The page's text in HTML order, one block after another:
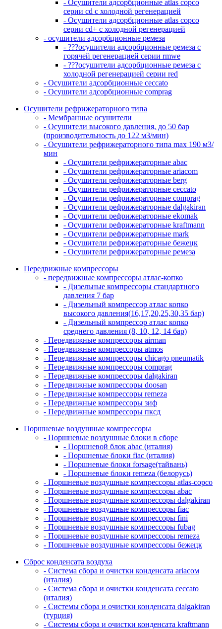
- Осушители адсорбционные atlas copco
серии cd с холодной регенерацией
- Осушители адсорбционные atlas copco
серии cd+ с холодной регенерацией
- осушители адсорбционные ремеза
- ???осушители адсорбционные ремеза с
горячей регенерацией серии rmwe
- ???осушители адсорбционные ремеза с
холодной регенерацией серии red
- Осушители адсорбционные ceccato
- Осушители адсорбционные comprag
Осушители рефрижераторного типа
- Мембранные осушители
- Осушители высокого давления, до 50 бар
(производительность до 122 м3/мин)
- Осушители рефрижераторного типа max 190 м3/
мин
- Осушители рефрижераторные abac
- Осушители рефрижераторные ariacom
- Осушители рефрижераторные berg
- Осушители рефрижераторные ceccato
- Осушители рефрижераторные comprag
- Осушители рефрижераторные dalgakiran
- Осушители рефрижераторные ekomak
- Осушители рефрижераторные kraftmann
- Осушители рефрижераторные mark
- Осушители рефрижераторные бежецк
- Осушители рефрижераторные ремеза
Передвижные компрессоры
- передвижные компрессоры атлас-копко
- Дизельные компрессоры стандартного
давления 7 бар
- Дизельный компрессор атлас копко
высокого давления(16,17,20,25,30,35 бар)
- Дизельный компрессор атлас копко
среднего давления (8, 10, 12, 14 бар)
- Передвижные компрессоры airman
- Передвижные компрессоры atmos
- Передвижные компрессоры chicago pneumatik
- Передвижные компрессоры comprag
- Передвижные компрессоры dalgakiran
- Передвижные компрессоры doosan
- Передвижные компрессоры remeza
- Передвижные компрессоры зиф
- Передвижные компрессоры пксд
Поршневые воздушные компрессоры
- Поршневые воздушные блоки в сборе
- Поршневой блок abac (италия)
- Поршневые блоки fiac (италия)
- Поршневые блоки forsage(тайвань)
- Поршневые блоки remeza (белорусь)
- Поршневые воздушные компрессоры atlas-copco
- Поршневые воздушные компрессоры abac
- Поршневые воздушные компрессоры dalgakiran
- Поршневые воздушные компрессоры fiac
- Поршневые воздушные компрессоры fini
- Поршневые воздушные компрессоры fubag
- Поршневые воздушные компрессоры remeza
- Поршневые воздушные компрессоры бежецк
Сброс конденсата воздуха
- Система сбора и очистки конденсата ariacом
(италия)
- Система сбора и очистки конденсата ceccato
(италия)
- Системы сбора и очистки конденсата dalgakiran
(турция)
- Системы сбора и очистки конденсата kraftmann